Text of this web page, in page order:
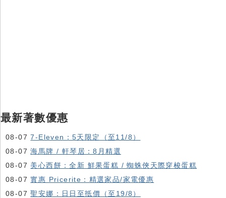
最新著數優惠
08-077-Eleven：5天限定（至11/8）
08-07海馬牌 / 軒琴居：8月精選
08-07 美心西餅：全新 鮮果蛋糕 / 蜘蛛俠天際穿梭蛋糕
08-07實惠 Pricerite：精選家品/家電優惠
08-07聖安娜：日日至抵價（至19/8）